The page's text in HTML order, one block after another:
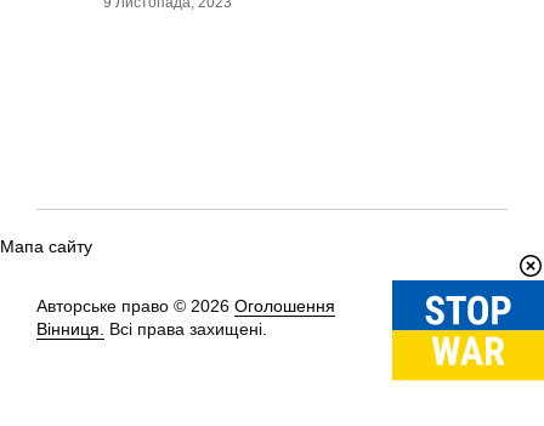
Мапа сайту
Авторське право © 2026 Оголошення
Вінниця.
Всі права захищені.
Вгору↑